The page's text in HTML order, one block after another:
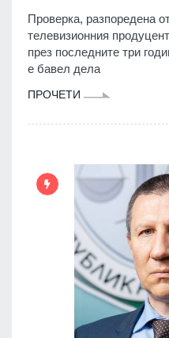
Проверка, разпоредена
телевизионния
през последните три
е бавел дела
ПРОЧЕТИ